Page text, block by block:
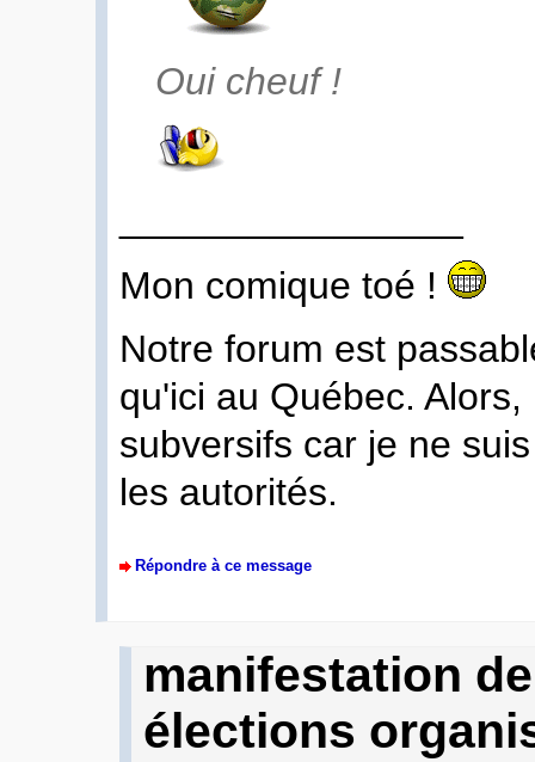
Oui cheuf !
Mon comique toé !
Notre forum est
qu'ici au Québec.
subversifs car je ne
les autorités.
Répondre à ce message
manifestation
élections